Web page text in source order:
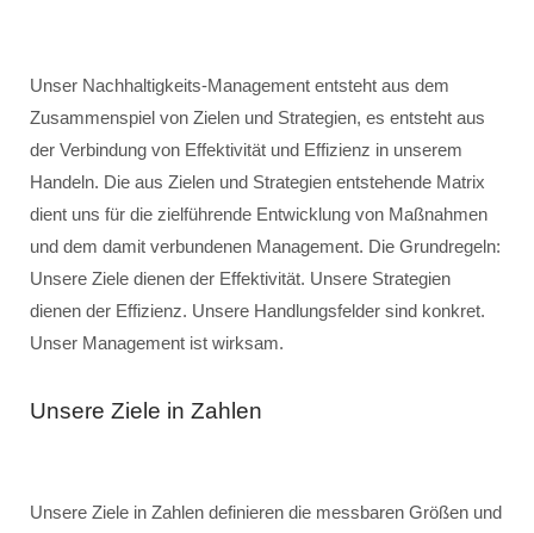
Unser Nachhaltigkeits-Management entsteht aus dem
Zusammenspiel von Zielen und Strategien, es entsteht aus
der Verbindung von Effektivität und Effizienz in unserem
Handeln. Die aus Zielen und Strategien entstehende Matrix
dient uns für die zielführende Entwicklung von Maßnahmen
und dem damit verbundenen Management. Die Grundregeln:
Unsere Ziele dienen der Effektivität. Unsere Strategien
dienen der Effizienz. Unsere Handlungsfelder sind konkret.
Unser Management ist wirksam.
Unsere Ziele in Zahlen
Unsere Ziele in Zahlen definieren die messbaren Größen und